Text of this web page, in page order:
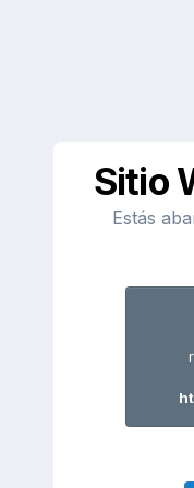
Sitio
Estás